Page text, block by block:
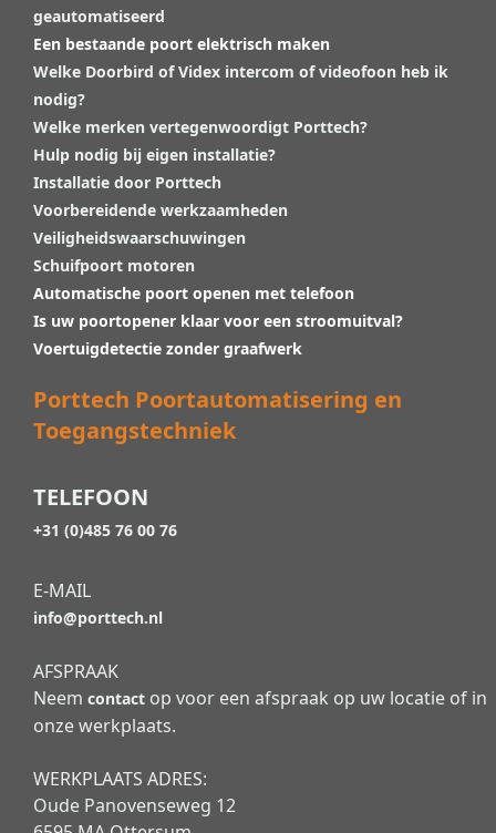
geautomatiseerd
Een bestaande poort elektrisch maken
Welke Doorbird of Videx intercom of videofoon heb ik
nodig?
Welke merken vertegenwoordigt Porttech?
Hulp nodig bij eigen installatie?
Installatie door Porttech
Voorbereidende werkzaamheden
Veiligheidswaarschuwingen
Schuifpoort motoren
Automatische poort openen met telefoon
Is uw poortopener klaar voor een stroomuitval?
Voertuigdetectie zonder graafwerk
Porttech Poortautomatisering en
Toegangstechniek
TELEFOON
+31 (0)485 76 00 76
E-MAIL
info@porttech.nl
AFSPRAAK
Neem contact op voor een afspraak op uw locatie of in
onze werkplaats.
WERKPLAATS ADRES:
Oude Panovenseweg 12